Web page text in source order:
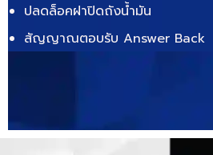
ปลดล็อคฝาปิดถังน้ำมัน
สัญญาณตอบรับ Answer Back